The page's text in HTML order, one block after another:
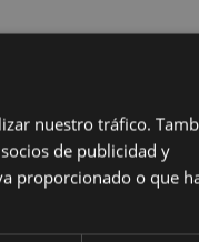
nuestro tráfico.
de publicidad y
proporcionado o que